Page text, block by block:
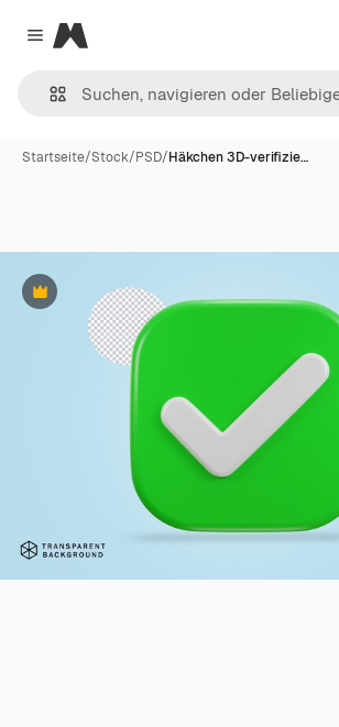
Close menu
Magnific
Startseite/Stock/PSD/Häkchen 3D-verifizie…
Premium